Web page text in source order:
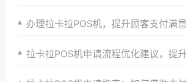
办理拉卡拉POS机，提升顾客支付满
拉卡拉POS机申请流程优化建议，提